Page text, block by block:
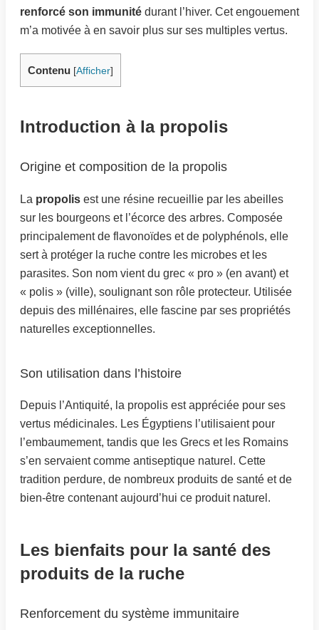
renforcé son immunité durant l’hiver. Cet engouement
m’a motivée à en savoir plus sur ses multiples vertus.
Contenu [Afficher]
Introduction à la propolis
Origine et composition de la propolis
La propolis est une résine recueillie par les abeilles
sur les bourgeons et l’écorce des arbres. Composée
principalement de flavonoïdes et de polyphénols, elle
sert à protéger la ruche contre les microbes et les
parasites. Son nom vient du grec « pro » (en avant) et
« polis » (ville), soulignant son rôle protecteur. Utilisée
depuis des millénaires, elle fascine par ses propriétés
naturelles exceptionnelles.
Son utilisation dans l’histoire
Depuis l’Antiquité, la propolis est appréciée pour ses
vertus médicinales. Les Égyptiens l’utilisaient pour
l’embaumement, tandis que les Grecs et les Romains
s’en servaient comme antiseptique naturel. Cette
tradition perdure, de nombreux produits de santé et de
bien-être contenant aujourd’hui ce produit naturel.
Les bienfaits pour la santé des
produits de la ruche
Renforcement du système immunitaire